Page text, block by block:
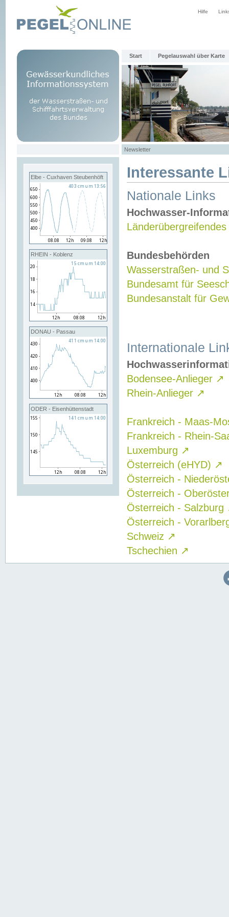
Hilfe
Start Pegelauswahl über Karte
Newsletter
Elbe - Cuxhaven Steubenhöft
RHEIN - Koblenz
DONAU - Passau
ODER - Eisenhüttenstadt
Interessante
Nationale Links
Hochwasser-
Bundesbehörden
Wasserstraßen- und
Bundesamt für
Bundesanstalt für
Internationale
Bodensee-Anlieger ↗
Rhein-Anlieger ↗
Frankreich - Maas-
Frankreich - Rhein-
Luxemburg ↗
Österreich (eHYD) ↗
Österreich -
Österreich -
Österreich - Salzburg
Österreich -
Schweiz ↗
Tschechien ↗